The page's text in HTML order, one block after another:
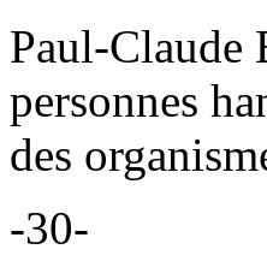
Paul-Claude
personnes
des
-30-